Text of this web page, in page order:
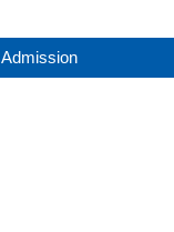
Admission